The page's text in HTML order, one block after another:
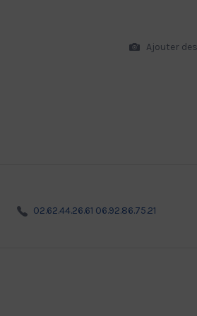
Ajouter
02.62.44.26.61 06.92.86.75.21